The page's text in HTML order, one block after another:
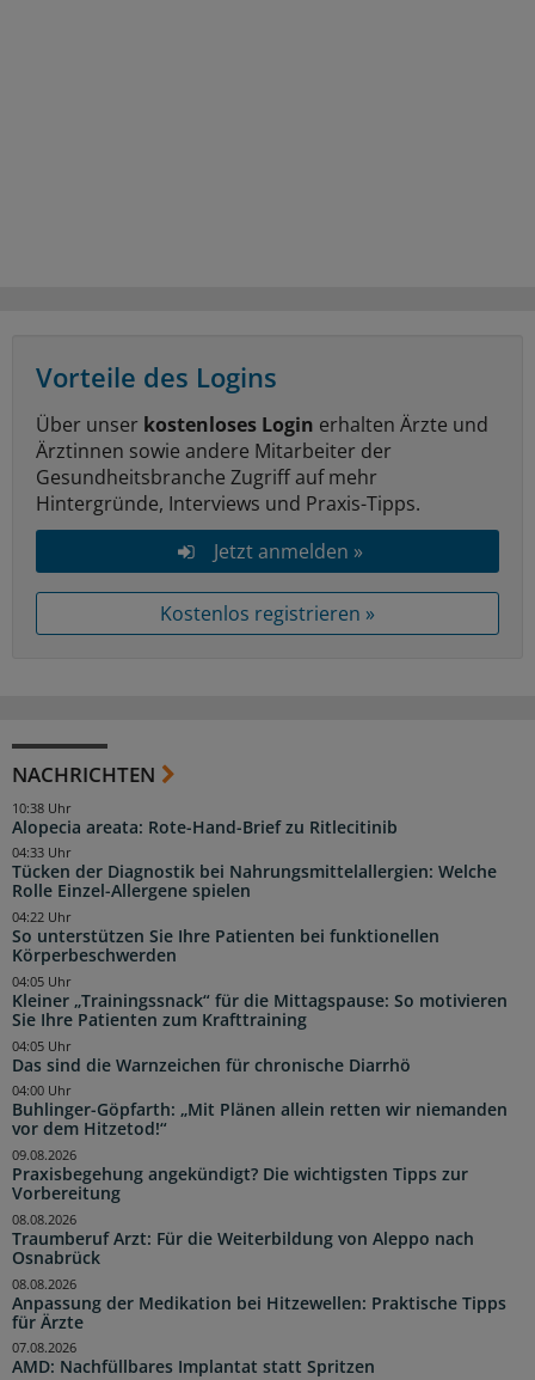
Vorteile des Logins
Über unser kostenloses Login erhalten Ärzte und
Ärztinnen sowie andere Mitarbeiter der
Gesundheitsbranche Zugriff auf mehr
Hintergründe, Interviews und Praxis-Tipps.
Jetzt anmelden »
Kostenlos registrieren »
NACHRICHTEN
Alopecia areata: Rote-Hand-Brief zu Ritlecitinib
10:38 Uhr
Tücken der Diagnostik bei Nahrungsmittelallergien: Welche
Rolle Einzel-Allergene spielen
04:33 Uhr
So unterstützen Sie Ihre Patienten bei funktionellen
Körperbeschwerden
04:22 Uhr
Kleiner „Trainingssnack“ für die Mittagspause: So motivieren
Sie Ihre Patienten zum Krafttraining
04:05 Uhr
Das sind die Warnzeichen für chronische Diarrhö
04:05 Uhr
Buhlinger-Göpfarth: „Mit Plänen allein retten wir niemanden
vor dem Hitzetod!“
04:00 Uhr
Praxisbegehung angekündigt? Die wichtigsten Tipps zur
Vorbereitung
09.08.2026
Traumberuf Arzt: Für die Weiterbildung von Aleppo nach
Osnabrück
08.08.2026
Anpassung der Medikation bei Hitzewellen: Praktische Tipps
für Ärzte
08.08.2026
AMD: Nachfüllbares Implantat statt Spritzen
07.08.2026